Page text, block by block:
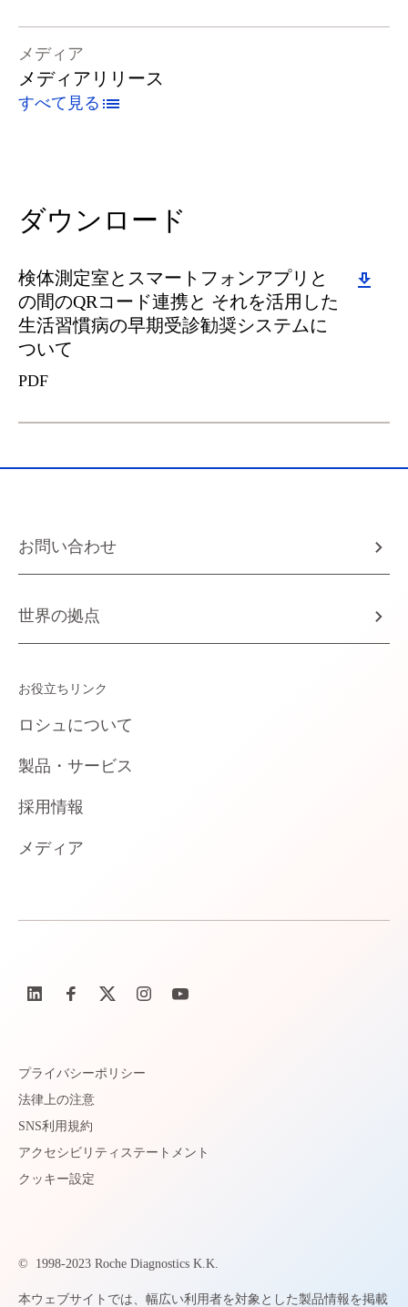
メディア
メディアリリース
すべて見る
ダウンロード
Download
検体測定室とスマートフォンアプリと
の間のQRコード連携と それを活用した
生活習慣病の早期受診勧奨システムに
ついて
PDF
お問い合わせ
世界の拠点
お役立ちリンク
ロシュについて
製品・サービス
採用情報
メディア
プライバシーポリシー
法律上の注意
SNS利用規約
アクセシビリティステートメント
クッキー設定
© 1998-2023 Roche Diagnostics K.K.
本ウェブサイトでは、幅広い利用者を対象とした製品情報を掲載